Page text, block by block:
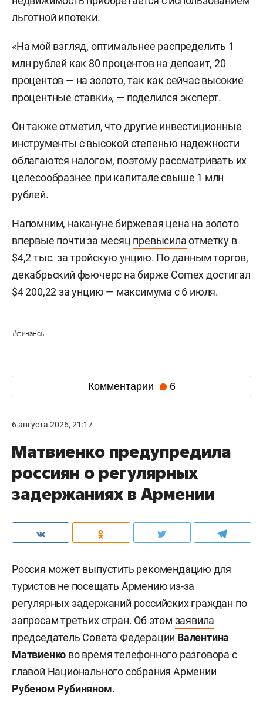
льготной ипотеки.
«На мой взгляд, оптимальнее распределить 1
млн рублей как 80 процентов на депозит, 20
процентов — на золото, так как сейчас высокие
процентные ставки», — поделился эксперт.
Он также отметил, что другие инвестиционные
инструменты с высокой степенью надежности
облагаются налогом, поэтому рассматривать их
целесообразнее при капитале свыше 1 млн
рублей.
Напомним, накануне биржевая цена на золото
впервые почти за месяц превысилаотметку в
$4,2 тыс. за тройскую унцию. По данным торгов,
декабрьский фьючерс на бирже Comex достигал
$4 200,22 за унцию — максимума с 6 июля.
#финансы
Комментарии 6
6 августа 2026, 21:17
Матвиенко предупредила
россиян о регулярных
задержаниях в Армении
Россия может выпустить рекомендацию для
туристов не посещать Армению из-за
регулярных задержаний российских граждан по
запросам третьих стран. Об этом заявила
председатель Совета Федерации Валентина
Матвиенко во время телефонного разговора с
главой Национального собрания Армении
Рубеном Рубиняном.